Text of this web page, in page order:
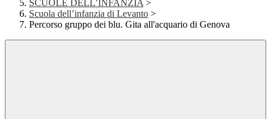
SCUOLE DELL’INFANZIA >
Scuola dell’infanzia di Levanto >
Percorso gruppo dei blu. Gita all'acquario di Genova